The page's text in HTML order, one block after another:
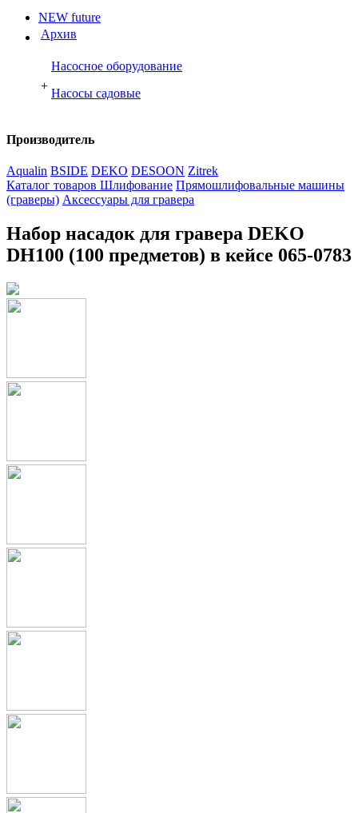
NEW future
Архив
+
Насосное оборудование
Насосы садовые
Производитель
Aqualin BSIDE DEKO DESOON Zitrek
Каталог товаров Шлифование Прямошлифовальные машины
(граверы) Аксессуары для гравера
Набор насадок для гравера DEKO
DH100 (100 предметов) в кейсе 065-0783